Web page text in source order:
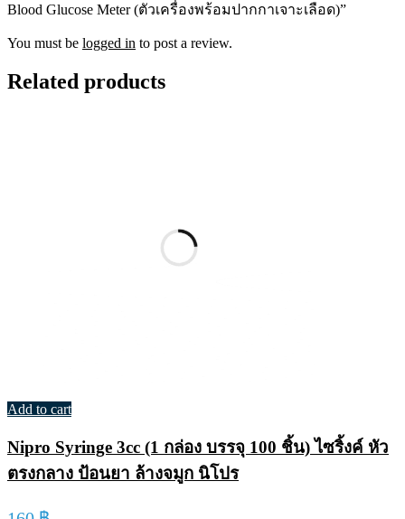
Blood Glucose Meter (ตัวเครื่องพร้อมปากกาเจาะเลือด)”
You must be logged in to post a review.
Related products
Add to cart
Nipro Syringe 3cc (1 กล่อง บรรจุ 100 ชิ้น) ไซริ้งค์ หัว
ตรงกลาง ป้อนยา ล้างจมูก นิโปร